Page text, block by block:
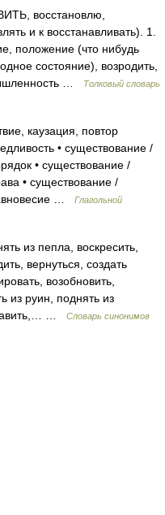
восстановлю,
и к восстанавливать). 1.
положение (что нибудь
состояние), возродить,
…
Толковый словарь
каузация, повтор
• существование /
• существование /
• существование /
…
Глагольной
из пепла, воскресить,
вернуться, создать
возобновить,
из руин, поднять из
…
Словарь синонимов